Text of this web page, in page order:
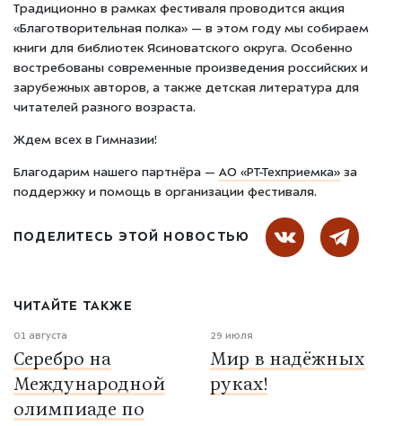
Традиционно в рамках фестиваля проводится акция
«Благотворительная полка» — в этом году мы собираем
книги для библиотек Ясиноватского округа. Особенно
востребованы современные произведения российских и
зарубежных авторов, а также детская литература для
читателей разного возраста.
Ждем всех в Гимназии!
Благодарим нашего партнёра — АО «РТ-Техприемка» за
поддержку и помощь в организации фестиваля.
ПОДЕЛИТЕСЬ ЭТОЙ НОВОСТЬЮ
ЧИТАЙТЕ ТАКЖЕ
01 августа
Серебро на
Международной
олимпиаде по
29 июля
Мир в надёжных
руках!